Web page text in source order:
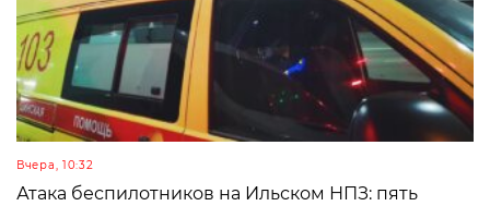
Вчера, 10:32
Атака беспилотников на Ильском НПЗ: пять